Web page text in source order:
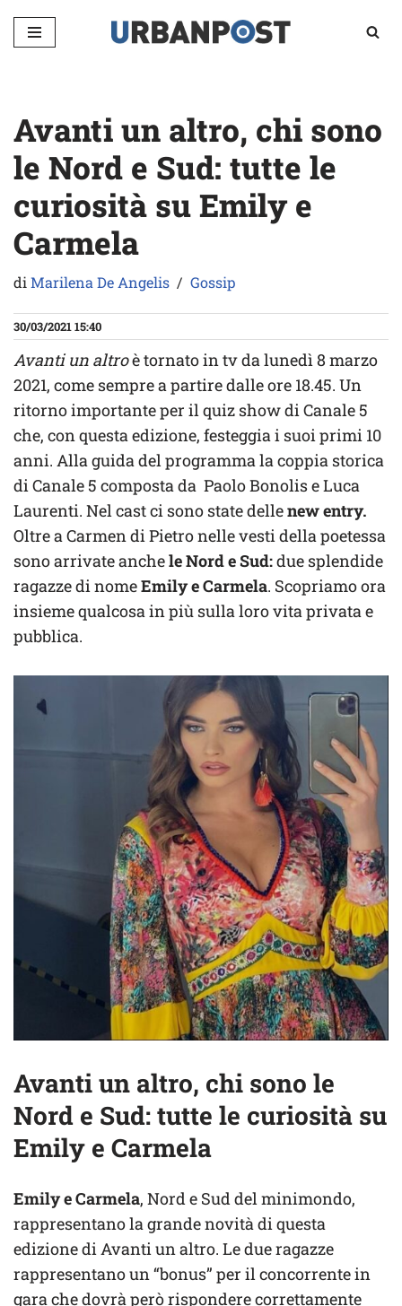
Vai
Avanti un altro, chi sono
le Nord e Sud: tutte le
curiosità su Emily e
Carmela
diMarilena De Angelis Gossip
30/03/2021 15:40
Avanti un altroè tornato in tv da lunedì 8 marzo
2021, come sempre a partire dalle ore 18.45. Un
ritorno importante per il quiz show di Canale 5
che, con questa edizione, festeggia i suoi primi 10
anni. Alla guida del programma la coppia storica
di Canale 5 composta da Paolo Bonolis e Luca
Laurenti. Nel cast ci sono state dellenew entry.
Oltre a Carmen di Pietro nelle vesti della poetessa
sono arrivate anchele Nord e Sud:due splendide
ragazze di nomeEmily e Carmela. Scopriamo ora
insieme qualcosa in più sulla loro vita privata e
pubblica.
Avanti un altro, chi sono le
Nord e Sud: tutte le curiosità su
Emily e Carmela
Emily e Carmela, Nord e Sud del minimondo,
rappresentano la grande novità di questa
edizione di Avanti un altro. Le due ragazze
rappresentano un “bonus” per il concorrente in
gara che dovrà però rispondere correttamente